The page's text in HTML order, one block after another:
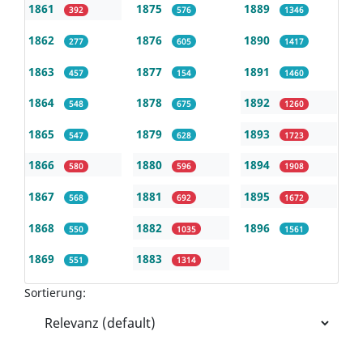
1861 392
1862 277
1863 457
1864 548
1865 547
1866 580
1867 568
1868 550
1869 551
1875 576
1876 605
1877 154
1878 675
1879 628
1880 596
1881 692
1882 1035
1883 1314
1889 1346
1890 1417
1891 1460
1892 1260
1893 1723
1894 1908
1895 1672
1896 1561
Sortierung: